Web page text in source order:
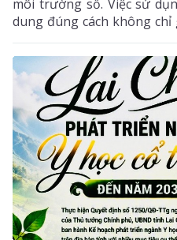
môi trường số. Việc sử
dung đúng cách không
tuệ của tác giả, mà còn
vi phạm pháp luật khi